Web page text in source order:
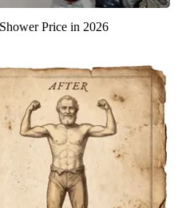
Price in 2026